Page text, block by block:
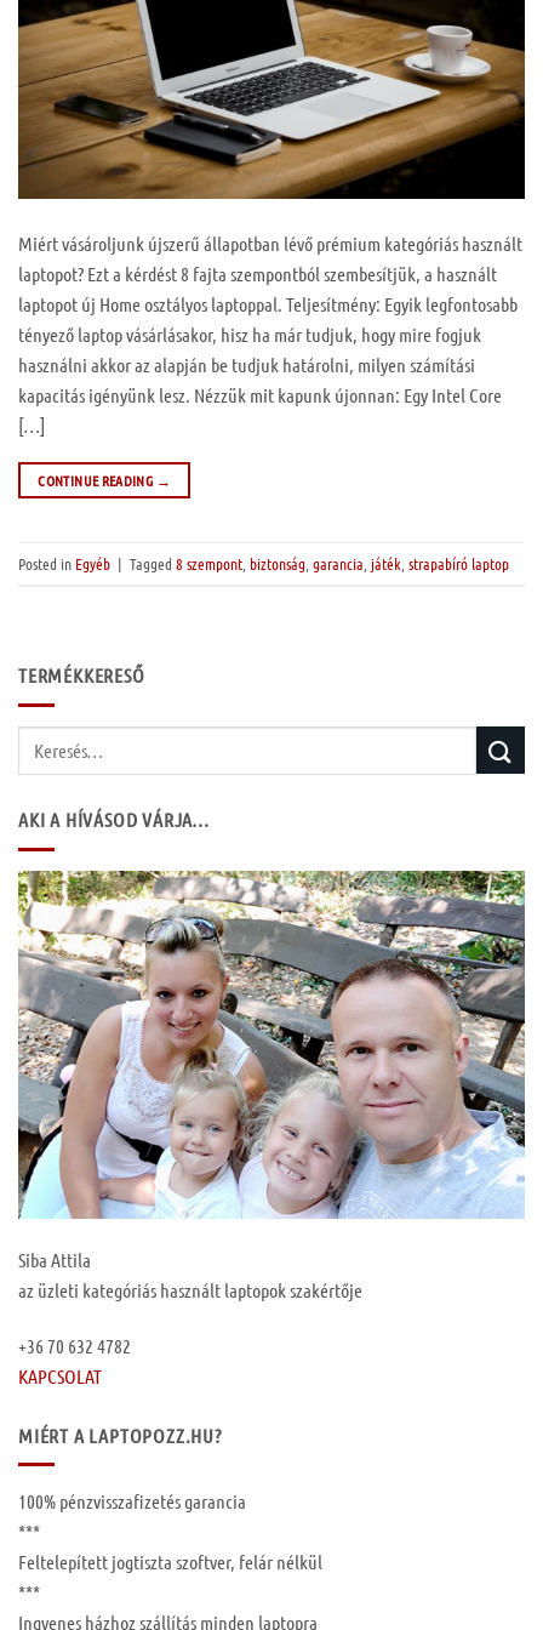
Miért vásároljunk újszerű állapotban lévő prémium kategóriás használt
laptopot? Ezt a kérdést 8 fajta szempontból szembesítjük, a használt
laptopot új Home osztályos laptoppal. Teljesítmény: Egyik legfontosabb
tényező laptop vásárlásakor, hisz ha már tudjuk, hogy mire fogjuk
használni akkor az alapján be tudjuk határolni, milyen számítási
kapacitás igényünk lesz. Nézzük mit kapunk újonnan: Egy Intel Core
[…]
CONTINUE READING →
Posted in Egyéb | Tagged 8 szempont biztonság garancia játék strapabíró laptop
TERMÉKKERESŐ
AKI A HÍVÁSOD VÁRJA…
Siba Attila
az üzleti kategóriás használt laptopok szakértője
+36 70 632 4782
KAPCSOLAT
MIÉRT A LAPTOPOZZ.HU?
100% pénzvisszafizetés garancia
***
Feltelepített jogtiszta szoftver, felár nélkül
***
Ingyenes házhoz szállítás minden laptopra